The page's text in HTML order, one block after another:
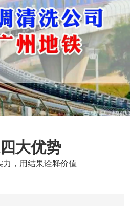
大优势
力，用结果诠释价值